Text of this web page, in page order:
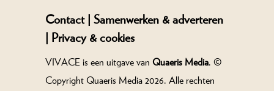
Contact | Samenwerken & adverteren
| Privacy & cookies
VIVACE is een uitgave van Quaeris Media. ©
Copyright Quaeris Media 2026. Alle rechten